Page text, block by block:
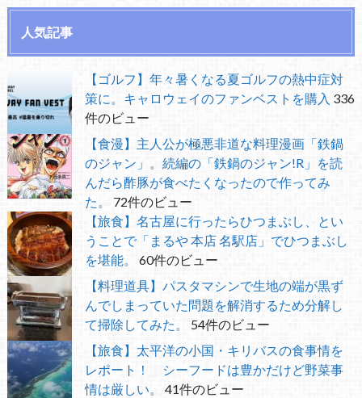
人気記事
【ゴルフ】年々暑くなる夏ゴルフの熱中症対
策に。キャロウェイのファンベストを購入 336
件のビュー
【食漫】主人公が極悪非道な料理漫画「鉄鍋
のジャン」。続編の「鉄鍋のジャン!R」を読
んだら酢豚が食べたくなったので作ってみ
た。
72件のビュー
【旅食】名古屋に行ったらひつまぶし、とい
うことで「まるや 本店 名駅店」でひつまぶし
を堪能。
60件のビュー
【料理道具】パスタマシンで生地の端が黒ず
んでしまっていた問題を解消するため分解し
て掃除してみた。
54件のビュー
【旅食】太平洋の小国・キリバスの食事情を
レポート！ シーフードは豊かだけど野菜事
情は厳しい。
41件のビュー